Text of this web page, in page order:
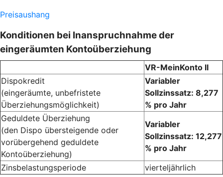
Preisaushang
Konditionen bei Inanspruchnahme der
eingeräumten Kontoüberziehung
VR-MeinKonto II
Dispokredit
(eingeräumte, unbefristete
Überziehungsmöglichkeit)
Variabler
Sollzinssatz: 8,277
% pro Jahr
Geduldete Überziehung
(den Dispo übersteigende oder
vorübergehend geduldete
Kontoüberziehung)
Variabler
Sollzinssatz: 12,277
% pro Jahr
Zinsbelastungsperiode
vierteljährlich